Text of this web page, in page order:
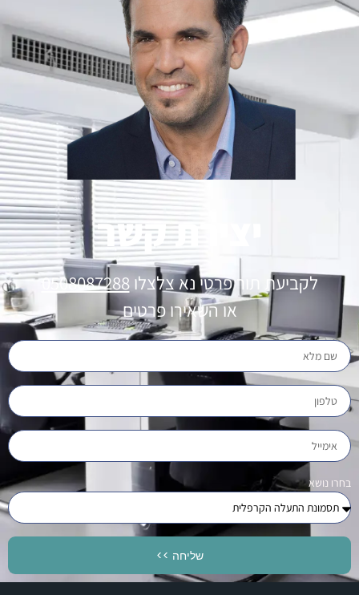
יצירת קשר
לקביעת תור פרטי נא צלצלו0508087288
או השאירו פרטים
בחרו נושא
שליחה >>